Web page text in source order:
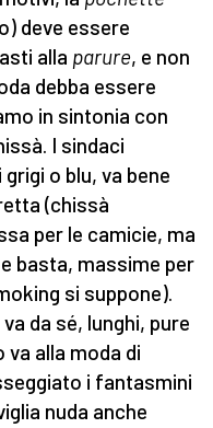
deve essere
alla parure, e non
debba essere
in sintonia con
I sindaci
o blu, va bene
(chissà
per le camicie, ma
basta, massime per
si suppone).
da sé, lunghi, pure
va alla moda di
i fantasmini
nuda anche